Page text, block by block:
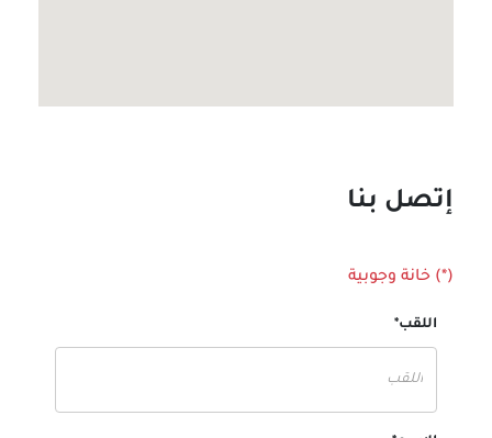
إتصل بنا
(*) خانة وجوبية
اللقب*